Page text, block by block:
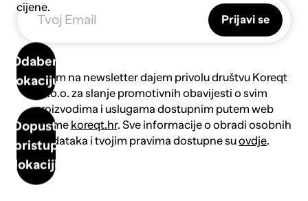
cijene.
Odaberi
lokaciju
Dopusti
pristup
lokaciji
Prijavi se
Prijavom na newsletter dajem privolu društvu Koreqt
d.o.o. za slanje promotivnih obavijesti o svim
proizvodima i uslugama dostupnim putem web
platforme koreqt.hr. Sve informacije o obradi osobnih
podataka i tvojim pravima dostupne suovdje.